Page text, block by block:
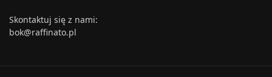
Skontaktuj się z nami:
bok@raffinato.pl